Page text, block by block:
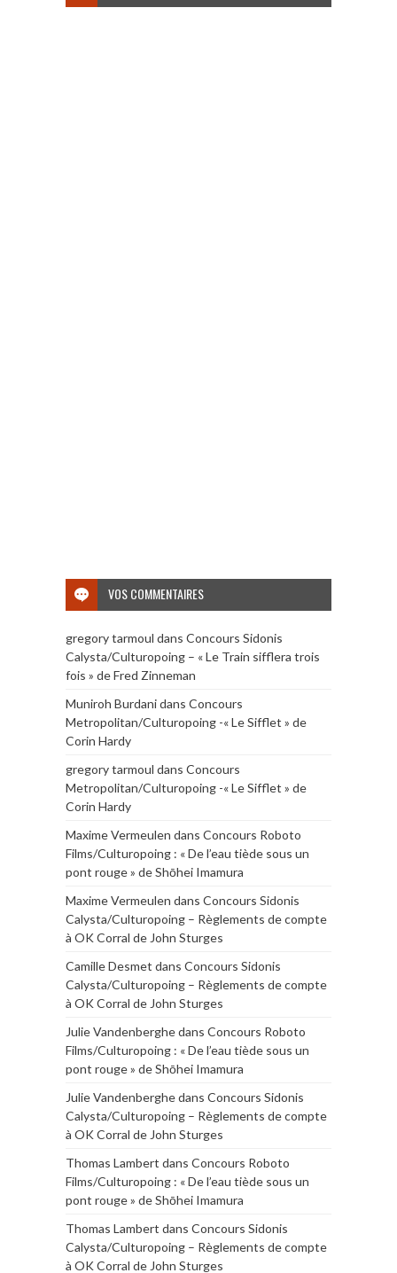
VOS COMMENTAIRES
gregory tarmoul dans Concours Sidonis
Calysta/Culturopoing – « Le Train sifflera trois
fois » de Fred Zinneman
Muniroh Burdanidans Concours
Metropolitan/Culturopoing -« Le Sifflet » de
Corin Hardy
gregory tarmoul dans Concours
Metropolitan/Culturopoing -« Le Sifflet » de
Corin Hardy
Maxime Vermeulen dans Concours Roboto
Films/Culturopoing : « De l’eau tiède sous un
pont rouge » de Shōhei Imamura
Maxime Vermeulen dans Concours Sidonis
Calysta/Culturopoing – Règlements de compte
à OK Corral de John Sturges
Camille Desmet dans Concours Sidonis
Calysta/Culturopoing – Règlements de compte
à OK Corral de John Sturges
Julie Vandenberghedans Concours Roboto
Films/Culturopoing : « De l’eau tiède sous un
pont rouge » de Shōhei Imamura
Julie Vandenberghedans Concours Sidonis
Calysta/Culturopoing – Règlements de compte
à OK Corral de John Sturges
Thomas Lambert dans Concours Roboto
Films/Culturopoing : « De l’eau tiède sous un
pont rouge » de Shōhei Imamura
Thomas Lambert dans Concours Sidonis
Calysta/Culturopoing – Règlements de compte
à OK Corral de John Sturges